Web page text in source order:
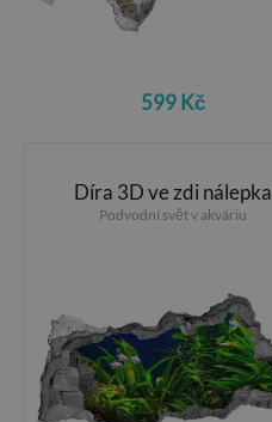
599 Kč
Díra 3D ve zdi nálepka
Podvodní svět v akváriu